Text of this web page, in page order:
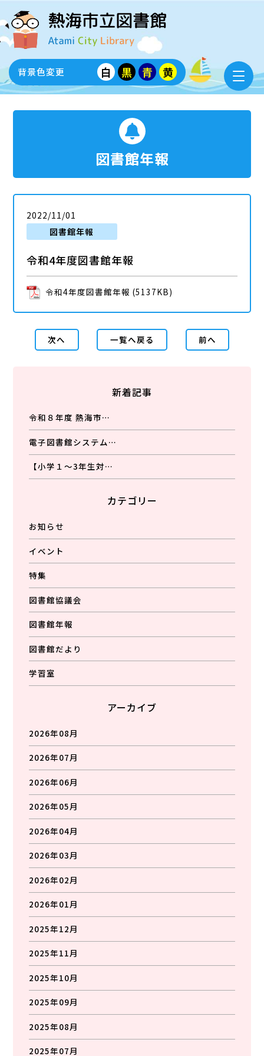
背景色変更 白 黒 青 黄
図書館年報
2022/11/01
図書館年報
令和4年度図書館年報
令和4年度図書館年報 (5137KB)
次へ 一覧へ戻る 前へ
新着記事
令和８年度 熱海市…
電子図書館システム…
【小学１～3年生対…
カテゴリー
お知らせ
イベント
特集
図書館協議会
図書館年報
図書館だより
学習室
アーカイブ
2026年08月
2026年07月
2026年06月
2026年05月
2026年04月
2026年03月
2026年02月
2026年01月
2025年12月
2025年11月
2025年10月
2025年09月
2025年08月
2025年07月